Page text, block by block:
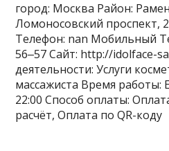
город: Москва Район:
Ломоносовский проспект,
Телефон: nan Мобильный
56‒57 Сайт: http://idolface-
деятельности: Услуги
массажиста Время работы:
22:00 Способ оплаты:
расчёт, Оплата по QR-коду